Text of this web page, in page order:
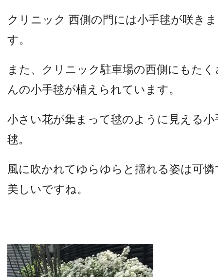
ご予約について
他病院との連携
子どもの近視
クリニック 西側の門には小手毬が咲きま
す。
また、クリニック駐車場の西側にもたく
んの小手毬が植えられています。
小さい花が集まって毬のように見える小
毬。
風に吹かれてゆらゆらと揺れる姿は可憐
美しいですね。